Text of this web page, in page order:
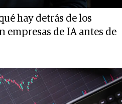
hay detrás de los
empresas de IA antes de